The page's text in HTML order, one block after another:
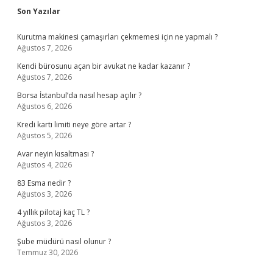
Sidebar
Son Yazılar
Kurutma makinesi çamaşırları çekmemesi için ne yapmalı ?
Ağustos 7, 2026
Kendi bürosunu açan bir avukat ne kadar kazanır ?
Ağustos 7, 2026
Borsa İstanbul’da nasıl hesap açılır ?
Ağustos 6, 2026
Kredi kartı limiti neye göre artar ?
Ağustos 5, 2026
Avar neyin kısaltması ?
Ağustos 4, 2026
83 Esma nedir ?
Ağustos 3, 2026
4 yıllık pilotaj kaç TL ?
Ağustos 3, 2026
Şube müdürü nasıl olunur ?
Temmuz 30, 2026